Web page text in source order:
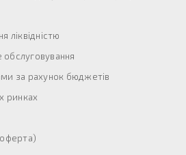
ліквідністю
за рахунок бюджетів
ринках